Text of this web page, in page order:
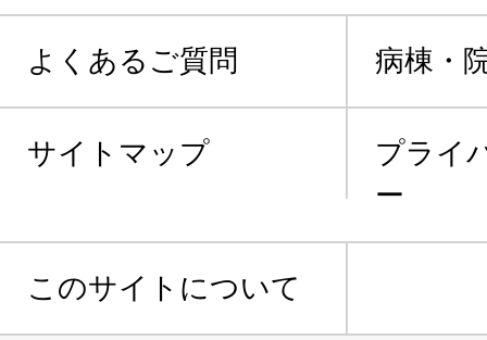
よくあるご質問 病棟・
サイトマップ
プライ
ー
このサイトについて